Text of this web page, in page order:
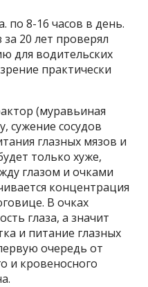
по 8-16 часов в день.
20 лет проверял
для водительских
практически
(муравьиная
сужение сосудов
глазных мязов и
только хуже,
глазом и очками
концентрация
В очках
глаза, а значит
и питание глазных
очередь от
и кровеносного